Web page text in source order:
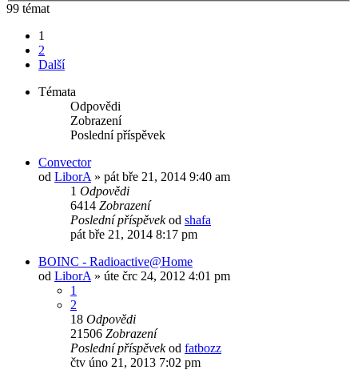
99 témat
1
2
Další
Témata
Odpovědi
Zobrazení
Poslední příspěvek
Convector
od LiborA » pát bře 21, 2014 9:40 am
1 Odpovědi
6414 Zobrazení
Poslední příspěvekod shafa
pát bře 21, 2014 8:17 pm
BOINC - Radioactive@Home
od LiborA » úte črc 24, 2012 4:01 pm
1
2
18 Odpovědi
21506 Zobrazení
Poslední příspěvekod fatbozz
čtv úno 21, 2013 7:02 pm